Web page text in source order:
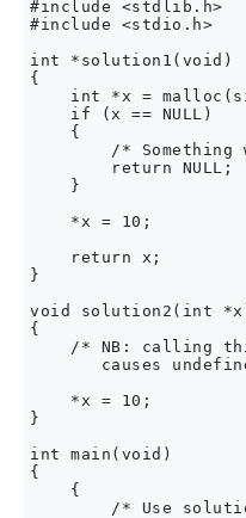
#include <stdlib.h>
#include <stdio.h>
int *solution1(void)
{
int *x =
    if (x == NULL)
    {
/* Something
        return NULL;
    }
    *x = 10;
    return x;
}
void solution2(int
{
/* NB: calling
causes
    *x = 10;
}
int main(void)
{
    {
/* Use